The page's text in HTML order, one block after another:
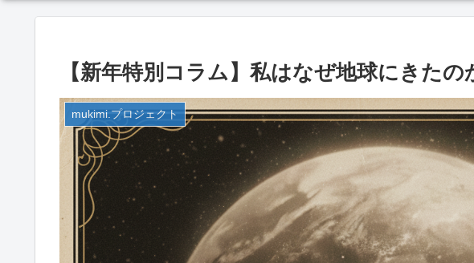
【新年特別コラム】私はなぜ地球にきたの
mukimi.プロジェクト